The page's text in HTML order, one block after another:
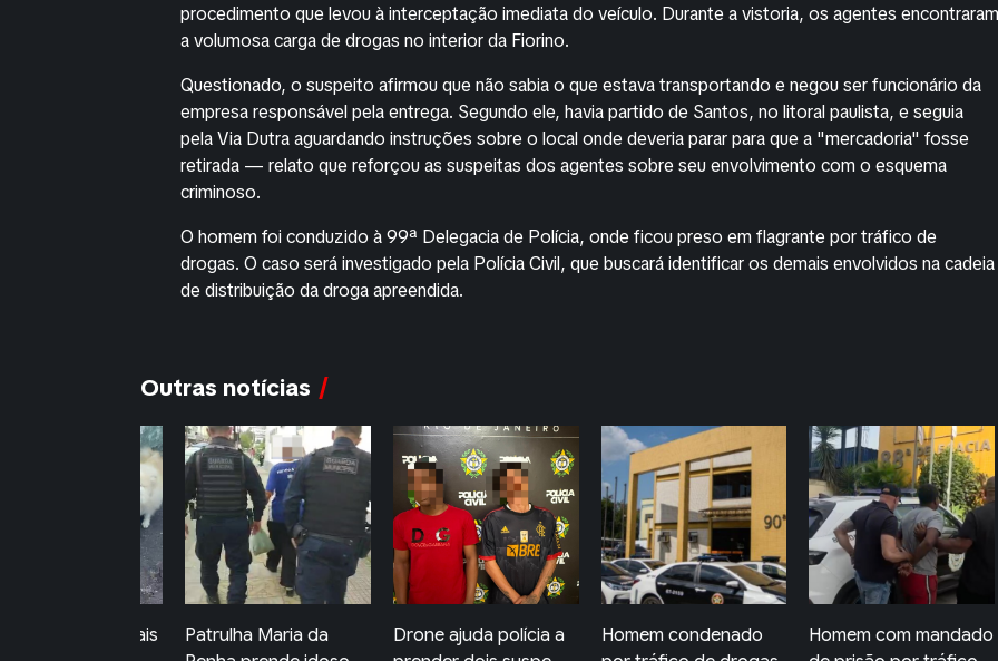
procedimento que levou à interceptação imediata do veículo. Durante a vistoria, os agentes encontraram
a volumosa carga de drogas no interior da Fiorino.
Questionado, o suspeito afirmou que não sabia o que estava transportando e negou ser funcionário da
empresa responsável pela entrega. Segundo ele, havia partido de Santos, no litoral paulista, e seguia
pela Via Dutra aguardando instruções sobre o local onde deveria parar para que a "mercadoria" fosse
retirada — relato que reforçou as suspeitas dos agentes sobre seu envolvimento com o esquema
criminoso.
O homem foi conduzido à 99ª Delegacia de Polícia, onde ficou preso em flagrante por tráfico de
drogas. O caso será investigado pela Polícia Civil, que buscará identificar os demais envolvidos na cadeia
de distribuição da droga apreendida.
Outras notícias
Drone ajuda polícia a
Homem condenado
Homem com mandado
Adolescente é